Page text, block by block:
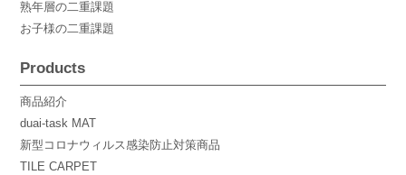
熟年層の二重課題
お子様の二重課題
Products
商品紹介
duai-task MAT
新型コロナウィルス感染防止対策商品
TILE CARPET